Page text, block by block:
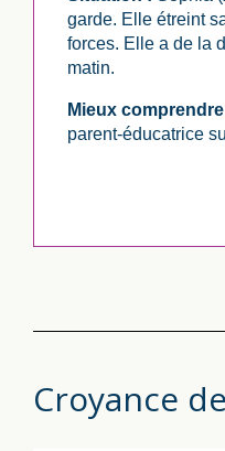
garde. Elle étreint
forces. Elle a de la
matin.
Mieux comprendre
parent-éducatrice
Croyance